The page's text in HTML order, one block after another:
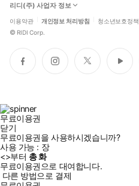
리디(주) 사업자 정보
이용약관 개인정보 처리방침 청소년보호정책
© RIDI Corp.
페
이
인
스
트
위
유
튜
무료이용권
닫기
무료이용권을 사용하시겠습니까?
사용 가능 : 장
<>부터 총화
무료이용권으로 대여합니다.
다른 방법으로 결제